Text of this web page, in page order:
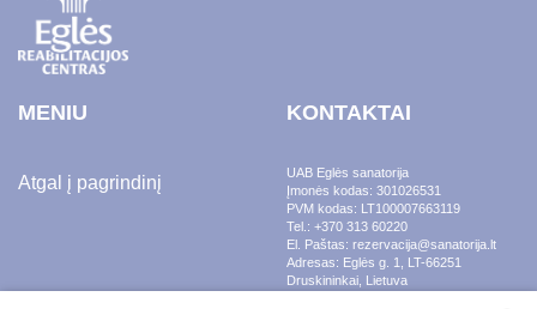
MENIU
Atgal į pagrindinį
KONTAKTAI
UAB Eglės sanatorija
Įmonės kodas: 301026531
PVM kodas: LT100007663119
Tel.: +370 313 60220
El. Paštas: rezervacija@sanatorija.lt
Adresas: Eglės g. 1, LT-66251
Druskininkai, Lietuva